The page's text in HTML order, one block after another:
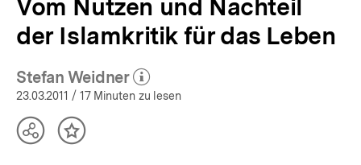
Vom Nutzen und Nachteil
der Islamkritik für das Leben
Stefan Weidner
(Mehr zum Autor)
öffnen
23.03.2011 / 17 Minuten zu lesen
TeilenInhalt